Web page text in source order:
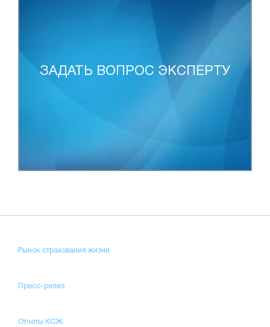
ЗАДАТЬ ВОПРОС ЭКСПЕРТУ
Рынок страхования жизни
Пресс-релиз
Отчеты КСЖ